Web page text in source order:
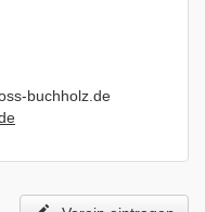
buchholz.de